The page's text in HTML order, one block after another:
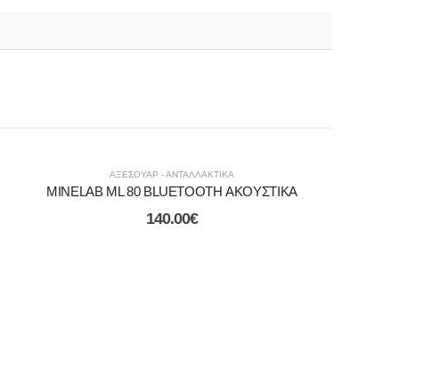
ΑΞΕΣΟΥΑΡ - ΑΝΤΑΛΛΑΚΤΙΚΑ
MINELAB ML 80 BLUETOOTH ΑΚΟΥΣΤΙΚΑ
140.00€